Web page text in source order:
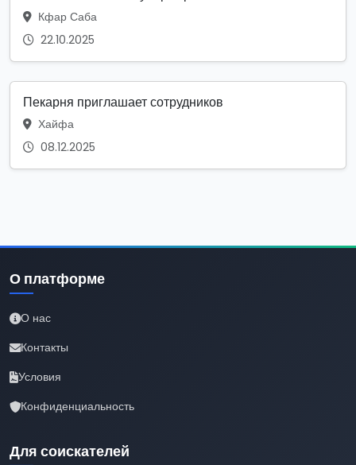
Кфар Саба
22.10.2025
Пекарня приглашает сотрудников
Хайфа
08.12.2025
О платформе
О нас
Контакты
Условия
Конфиденциальность
Для соискателей